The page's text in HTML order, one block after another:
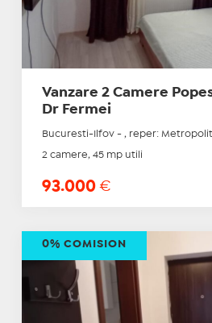
Vanzare 2 Camere
Dr Fermei
Bucuresti-Ilfov - , reper:
2 camere, 45 mp utili
93.000 €
0% COMISION